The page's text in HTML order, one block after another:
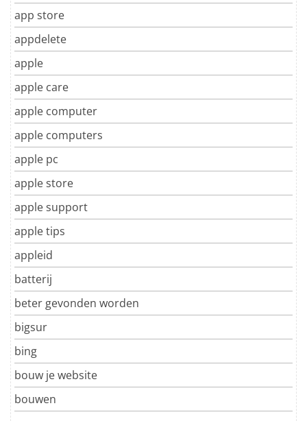
app store
appdelete
apple
apple care
apple computer
apple computers
apple pc
apple store
apple support
apple tips
appleid
batterij
beter gevonden worden
bigsur
bing
bouw je website
bouwen